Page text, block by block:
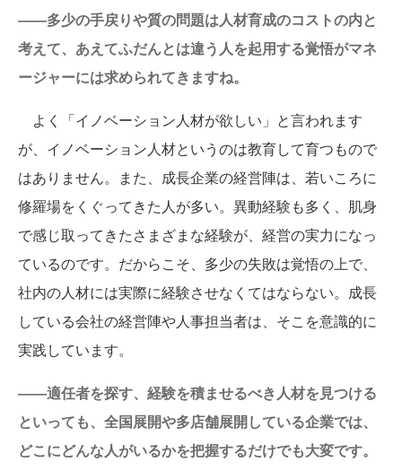
――多少の手戻りや質の問題は人材育成のコストの内と
考えて、あえてふだんとは違う人を起用する覚悟がマネ
ージャーには求められてきますね。
よく「イノベーション人材が欲しい」と言われます
が、イノベーション人材というのは教育して育つもので
はありません。また、成長企業の経営陣は、若いころに
修羅場をくぐってきた人が多い。異動経験も多く、肌身
で感じ取ってきたさまざまな経験が、経営の実力になっ
ているのです。だからこそ、多少の失敗は覚悟の上で、
社内の人材には実際に経験させなくてはならない。成長
している会社の経営陣や人事担当者は、そこを意識的に
実践しています。
――適任者を探す、経験を積ませるべき人材を見つける
といっても、全国展開や多店舗展開している企業では、
どこにどんな人がいるかを把握するだけでも大変です。